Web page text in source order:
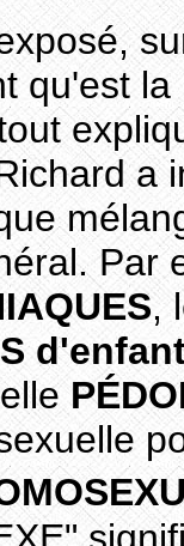
qu'est la
a
Par
,